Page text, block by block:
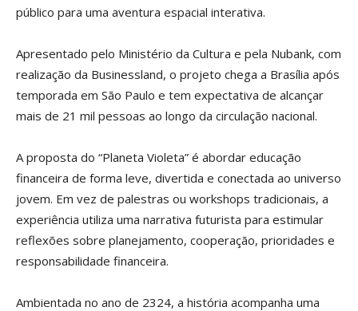
público para uma aventura espacial interativa.
Apresentado pelo Ministério da Cultura e pela Nubank, com
realização da Businessland, o projeto chega a Brasília após
temporada em São Paulo e tem expectativa de alcançar
mais de 21 mil pessoas ao longo da circulação nacional.
A proposta do “Planeta Violeta” é abordar educação
financeira de forma leve, divertida e conectada ao universo
jovem. Em vez de palestras ou workshops tradicionais, a
experiência utiliza uma narrativa futurista para estimular
reflexões sobre planejamento, cooperação, prioridades e
responsabilidade financeira.
Ambientada no ano de 2324, a história acompanha uma